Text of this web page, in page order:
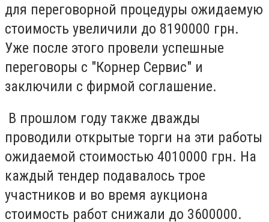
для переговорной процедуры ожидаемую
стоимость увеличили до 8190000 грн.
Уже после этого провели успешные
переговоры с "Корнер Сервис" и
заключили с фирмой соглашение.
В прошлом году также дважды
проводили открытые торги на эти работы
ожидаемой стоимостью 4010000 грн. На
каждый тендер подавалось трое
участников и во время аукциона
стоимость работ снижали до 3600000.